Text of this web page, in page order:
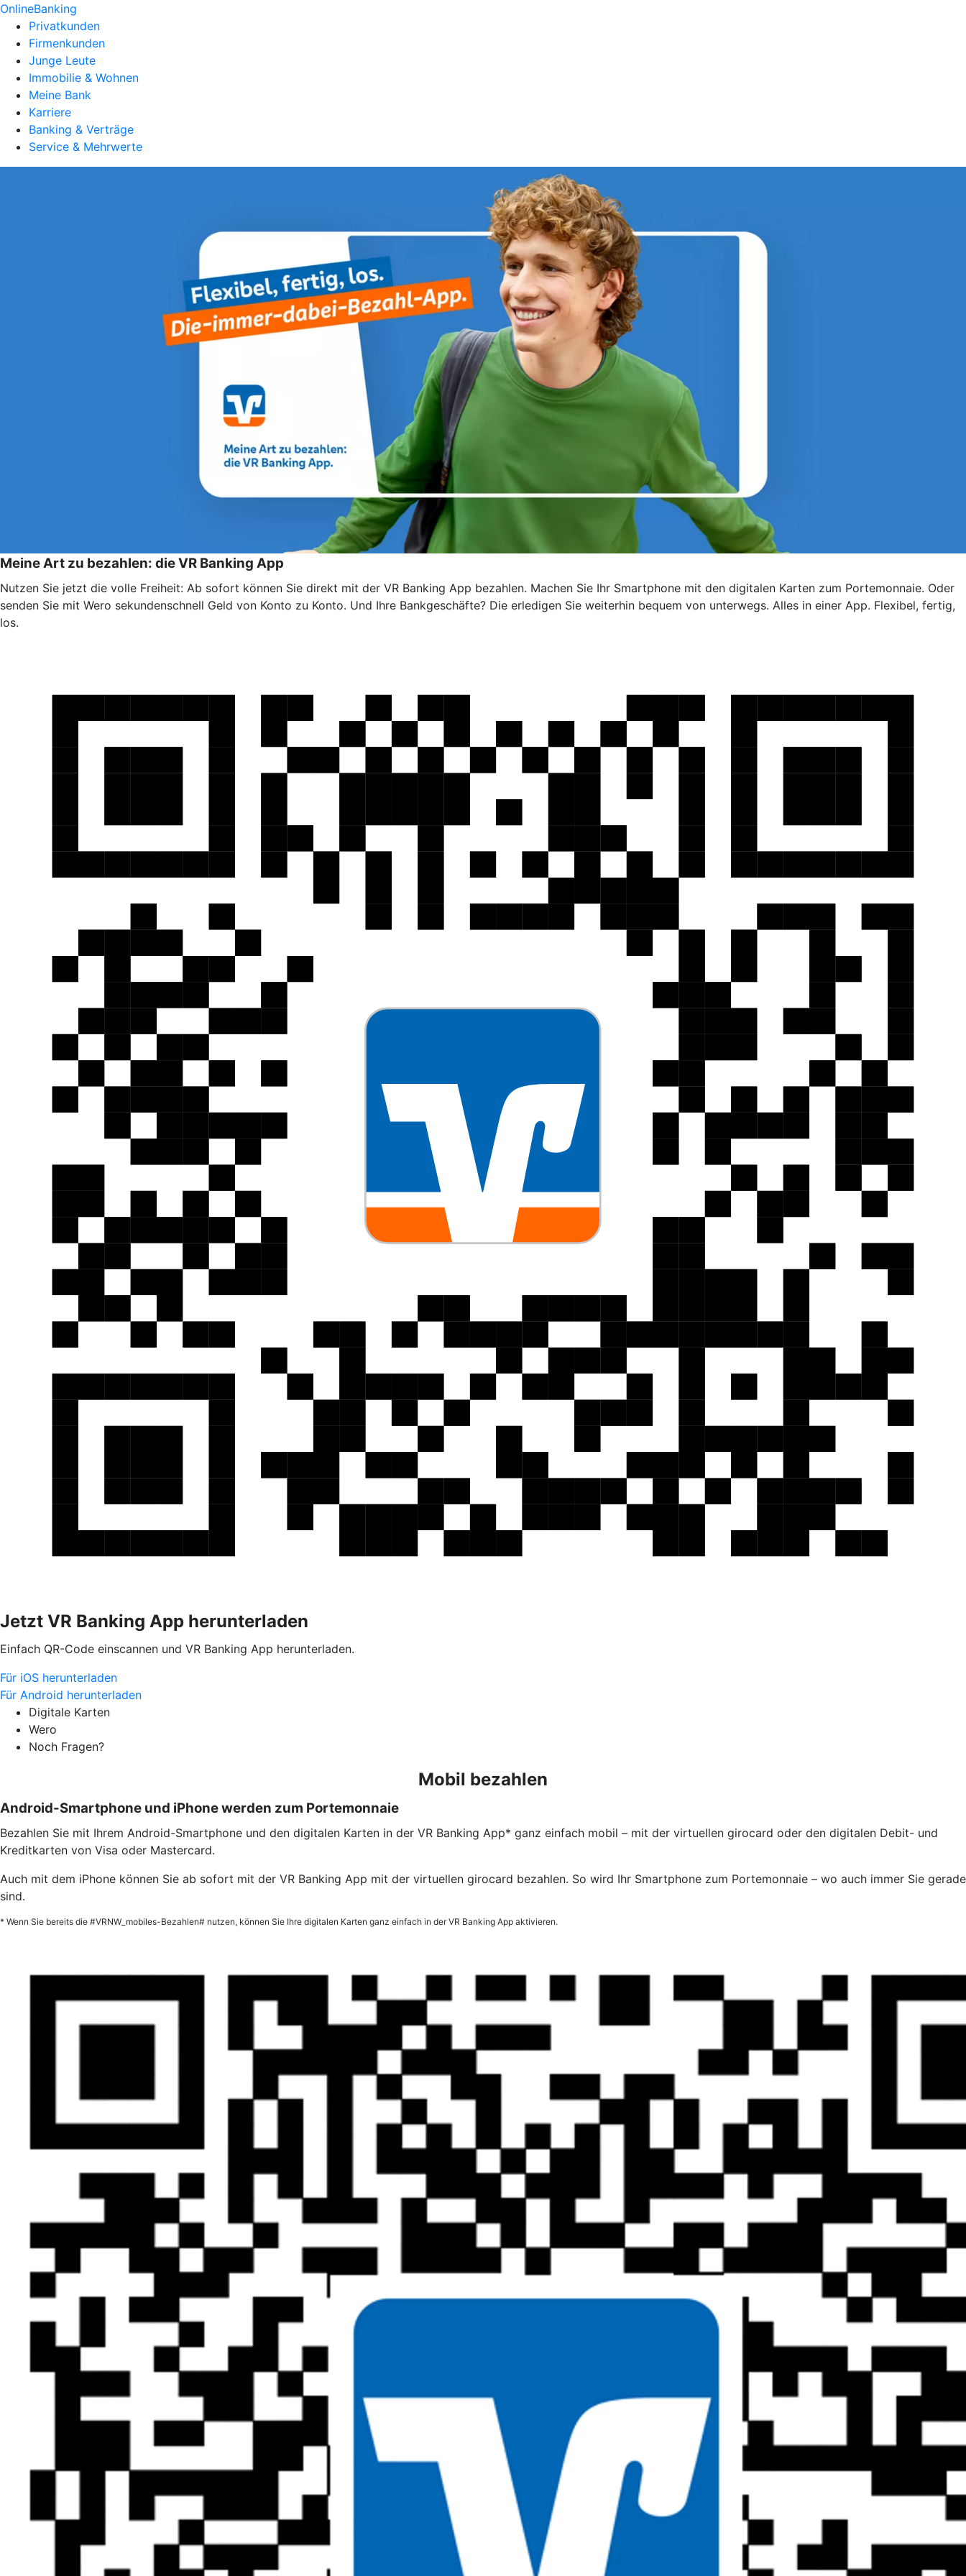
OnlineBanking
Privatkunden
Firmenkunden
Junge Leute
Immobilie & Wohnen
Meine Bank
Karriere
Banking & Verträge
Service & Mehrwerte
Meine Art zu bezahlen: die VR Banking App
Nutzen Sie jetzt die volle Freiheit: Ab sofort können Sie direkt mit der VR Banking App bezahlen. Machen Sie Ihr Smartphone mit den digitalen Karten zum Portemonnaie. Oder
senden Sie mit Wero sekundenschnell Geld von Konto zu Konto. Und Ihre Bankgeschäfte? Die erledigen Sie weiterhin bequem von unterwegs. Alles in einer App. Flexibel, fertig,
los.
Jetzt VR Banking App herunterladen
Einfach QR-Code einscannen und VR Banking App herunterladen.
Für iOS herunterladen
Für Android herunterladen
Digitale Karten
Wero
Noch Fragen?
Mobil bezahlen
Android-Smartphone und iPhone werden zum Portemonnaie
Bezahlen Sie mit Ihrem Android-Smartphone und den digitalen Karten in der VR Banking App* ganz einfach mobil – mit der virtuellen girocard oder den digitalen Debit- und
Kreditkarten von Visa oder Mastercard.
Auch mit dem iPhone können Sie ab sofort mit der VR Banking App mit der virtuellen girocard bezahlen. So wird Ihr Smartphone zum Portemonnaie – wo auch immer Sie gerade
sind.
* Wenn Sie bereits die #VRNW_mobiles-Bezahlen# nutzen, können Sie Ihre digitalen Karten ganz einfach in der VR Banking App aktivieren.